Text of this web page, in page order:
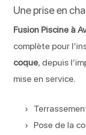
Une prise en
Fusion Piscine à
complète pour
coque, depuis
mise en service.
Pose de la